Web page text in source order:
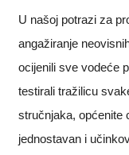
U našoj potrazi za
angažiranje
ocijenili sve vodeće
testirali tražilicu
stručnjaka, općenite
jednostavan i